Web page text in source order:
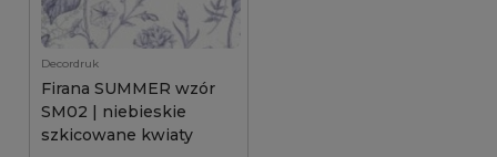
Decordruk
Firana SUMMER wzór
SM02 | niebieskie
szkicowane kwiaty